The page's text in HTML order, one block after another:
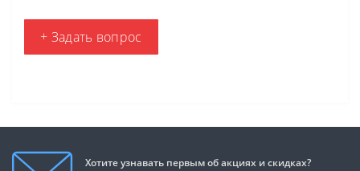
+ Задать вопрос
Хотите узнавать первым об акциях и скидках?